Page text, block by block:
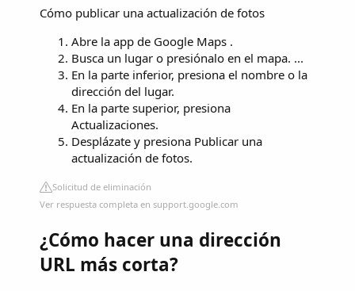
Cómo publicar una actualización de fotos
Abre la app de Google Maps .
Busca un lugar o presiónalo en el mapa. ...
En la parte inferior, presiona el nombre o la
dirección del lugar.
En la parte superior, presiona
Actualizaciones.
Desplázate y presiona Publicar una
actualización de fotos.
Solicitud de eliminación
Ver respuesta completa en support.google.com
¿Cómo hacer una dirección
URL más corta?